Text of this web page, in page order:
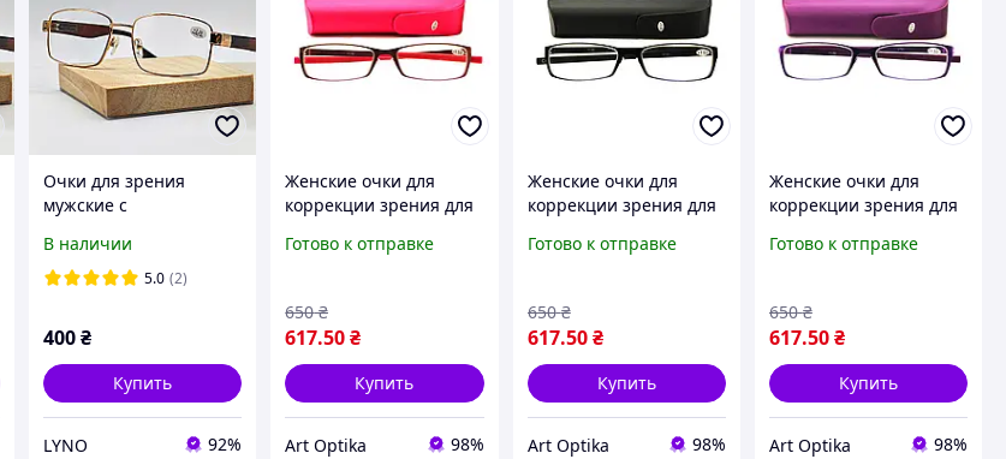
Очки для зрения
мужские с
оправой черные Blue
Block для чтения и
В наличии
5.0 (2)
400₴
Купить
LYNO 92%
Женские очки для
коррекции зрения для
металлическая оправа
Готово к отправке
617.50₴
650 ₴
Купить
Art Optika 98%
Женские очки для
коррекции зрения для
металлическая оправа
Готово к отправке
617.50 ₴
650 ₴
Купить
Art Optika 98%
Женские очки для
коррекции зрения для
металлическая оправа
VESTA CT 01
Готово к отправке
617.50₴
650 ₴
Купить
Art Optika 98%